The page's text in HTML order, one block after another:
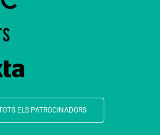
ELS PATROCINADORS